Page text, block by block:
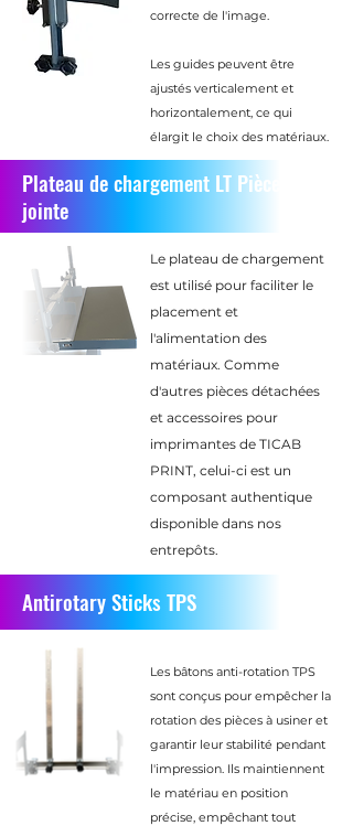
correcte de l'image.
Les guides peuvent être
ajustés verticalement et
horizontalement, ce qui
élargit le choix des matériaux.
Plateau de chargement LT Pièce
jointe
Le plateau de chargement
est utilisé pour faciliter le
placement et
l'alimentation des
matériaux. Comme
d'autres pièces détachées
et accessoires pour
imprimantes de TICAB
PRINT, celui-ci est un
composant authentique
disponible dans nos
entrepôts.
Antirotary Sticks TPS
Les bâtons anti-rotation TPS
sont conçus pour empêcher la
rotation des pièces à usiner et
garantir leur stabilité pendant
l'impression. Ils maintiennent
le matériau en position
précise, empêchant tout